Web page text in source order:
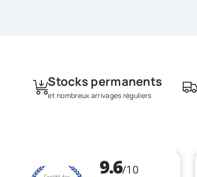
Stocks permanents
et nombreux arrivages réguliers